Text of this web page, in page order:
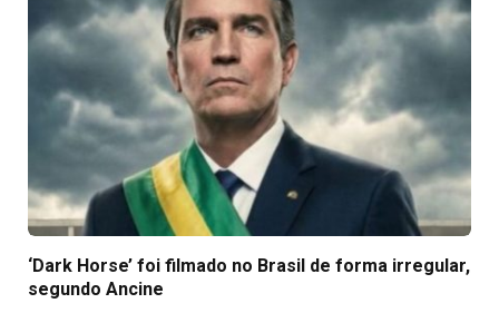
‘Dark Horse’ foi filmado no Brasil de forma irregular,
segundo Ancine